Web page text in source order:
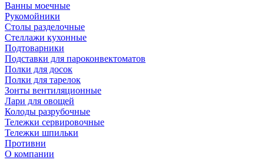
Ванны моечные
Рукомойники
Столы разделочные
Стеллажи кухонные
Подтоварники
Подставки для пароконвектоматов
Полки для досок
Полки для тарелок
Зонты вентиляционные
Лари для овощей
Колоды разрубочные
Тележки сервировочные
Тележки шпильки
Противни
О компании